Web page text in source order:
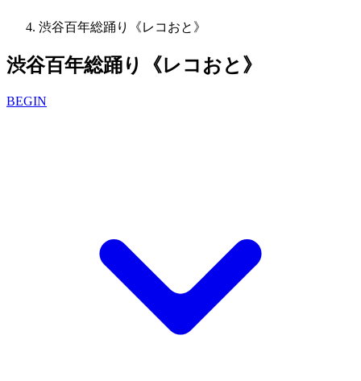
渋谷百年総踊り《レコおと》
渋谷百年総踊り《レコおと》
BEGIN